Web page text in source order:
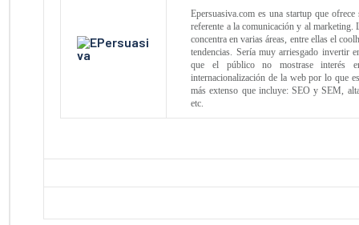
Epersuasiva.com es una startup que
referente a la comunicación y al marketing.
concentra en varias áreas, entre ellas el
tendencias. Sería muy arriesgado invertir
que el público no mostrase interés
internacionalización de la web por lo que
más extenso que incluye: SEO y SEM,
etc.